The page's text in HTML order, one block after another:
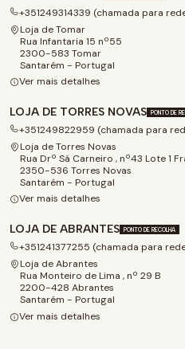
+351249314339 (chamada para
Loja de Tomar
Rua Infantaria 15 nº55
2300-583 Tomar
Santarém - Portugal
Ver mais detalhes
LOJA DE TORRES NOVAS PONTO DE
+351249822959 (chamada para
Loja de Torres Novas
Rua Drº Sá Carneiro , nº43 Lote 1
2350-536 Torres Novas
Santarém - Portugal
Ver mais detalhes
LOJA DE ABRANTES PONTO DE RECOLHA
+351241377255 (chamada para
Loja de Abrantes
Rua Monteiro de Lima , nº 29 B
2200-428 Abrantes
Santarém - Portugal
Ver mais detalhes